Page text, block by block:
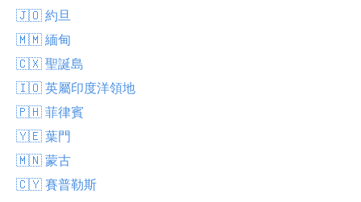
🇯🇴 約旦
🇲🇲 緬甸
🇨🇽 聖誕島
🇮🇴 英屬印度洋領地
🇵🇭 菲律賓
🇾🇪 葉門
🇲🇳 蒙古
🇨🇾 賽普勒斯